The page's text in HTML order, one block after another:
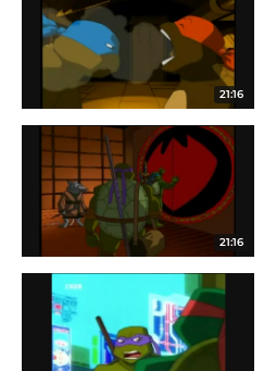
21:16
21:16